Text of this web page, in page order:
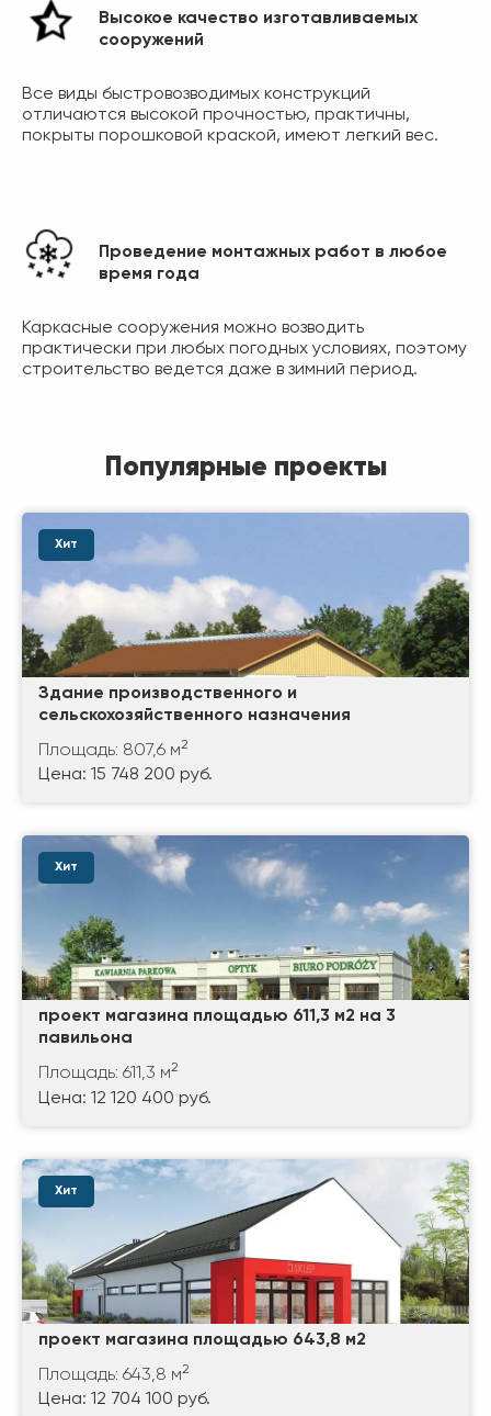
Высокое качество изготавливаемых
сооружений
Все виды быстровозводимых конструкций
отличаются высокой прочностью, практичны,
покрыты порошковой краской, имеют легкий вес.
Проведение монтажных работ в любое
время года
Каркасные сооружения можно возводить
практически при любых погодных условиях, поэтому
строительство ведется даже в зимний период.
Популярные проекты
Хит
Здание производственного и
сельскохозяйственного назначения
Площадь: 807,6 м2
Цена: 15 748 200 руб.
Хит
проект магазина площадью 611,3 м2 на 3
павильона
Площадь: 611,3 м2
Цена: 12 120 400 руб.
Хит
проект магазина площадью 643,8 м2
Площадь: 643,8 м2
Цена: 12 704 100 руб.